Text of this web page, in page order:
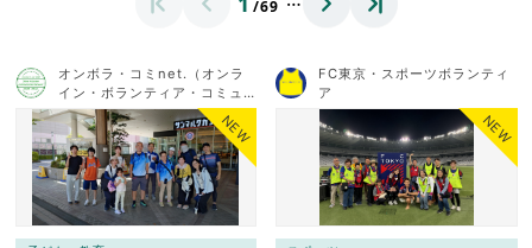
/69
オンボラ・コミnet.（オンラ
イン・ボランティア・コミュ
ニケーション・ネットワー
ク）
NEW
FC東京・スポーツボランティ
ア
NEW